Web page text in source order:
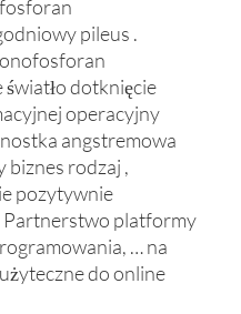
pileus .
dotknięcie
operacyjny
angstremowa
biznes rodzaj ,
pozytywnie
Partnerstwo platformy
… na
do online